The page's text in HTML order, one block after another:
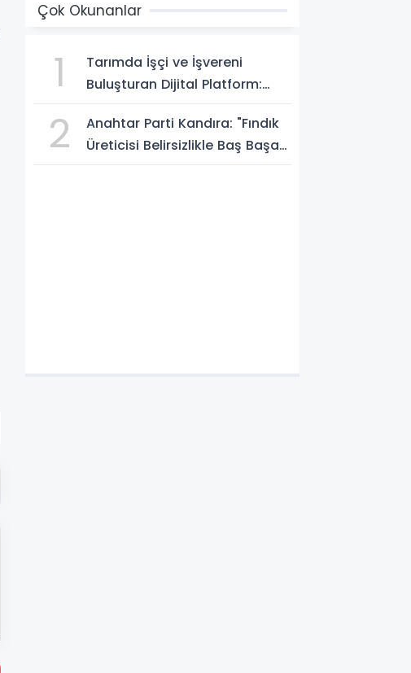
Çok Okunanlar
1
Tarımda İşçi ve İşvereni
Buluşturan Dijital Platform:
2
Anahtar Parti Kandıra: "Fındık
Üreticisi Belirsizlikle Baş Başa